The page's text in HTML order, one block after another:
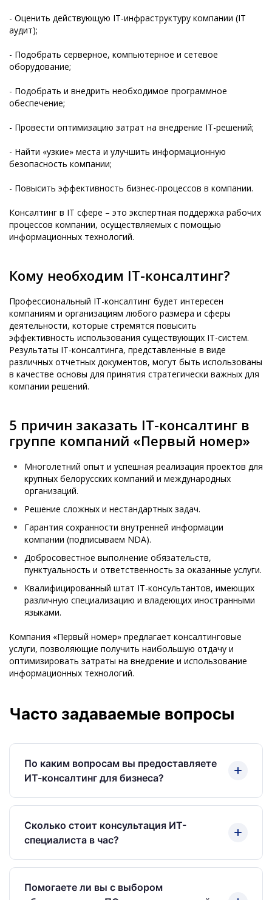
- Оценить действующую IT-инфраструктуру компании (IT
аудит);
- Подобрать серверное, компьютерное и сетевое
оборудование;
- Подобрать и внедрить необходимое программное
обеспечение;
- Провести оптимизацию затрат на внедрение IT-решений;
- Найти «узкие» места и улучшить информационную
безопасность компании;
- Повысить эффективность бизнес-процессов в компании.
Консалтинг в IT сфере – это экспертная поддержка рабочих
процессов компании, осуществляемых с помощью
информационных технологий.
Кому необходим IT-консалтинг?
Профессиональный IT-консалтинг будет интересен
компаниям и организациям любого размера и сферы
деятельности, которые стремятся повысить
эффективность использования существующих IT-систем.
Результаты IT-консалтинга, представленные в виде
различных отчетных документов, могут быть использованы
в качестве основы для принятия стратегически важных для
компании решений.
5 причин заказать IT-консалтинг в
группе компаний «Первый номер»
Многолетний опыт и успешная реализация проектов для
крупных белорусских компаний и международных
организаций.
Решение сложных и нестандартных задач.
Гарантия сохранности внутренней информации
компании (подписываем NDA).
Добросовестное выполнение обязательств,
пунктуальность и ответственность за оказанные услуги.
Квалифицированный штат IT-консультантов, имеющих
различную специализацию и владеющих иностранными
языками.
Компания «Первый номер» предлагает консалтинговые
услуги, позволяющие получить наибольшую отдачу и
оптимизировать затраты на внедрение и использование
информационных технологий.
Часто задаваемые вопросы
По каким вопросам вы предоставляете
ИТ-консалтинг для бизнеса?
Благодаря 28-летнему опыту специалисты ООО
«Первый номер» помогают: оценить
действующую ИТ-инфраструктуру (ИТ-аудит);
оборудование; внедрить необходимое ПО;
«узкие места» и усилить информационную
Сколько стоит консультация ИТ-
специалиста в час?
Стоимость консультации зависит от уровня
экспертизы и темы запроса (цены без НДС):
• Пользовательское оборудование и ПО: 52 руб./
Помогаете ли вы с выбором